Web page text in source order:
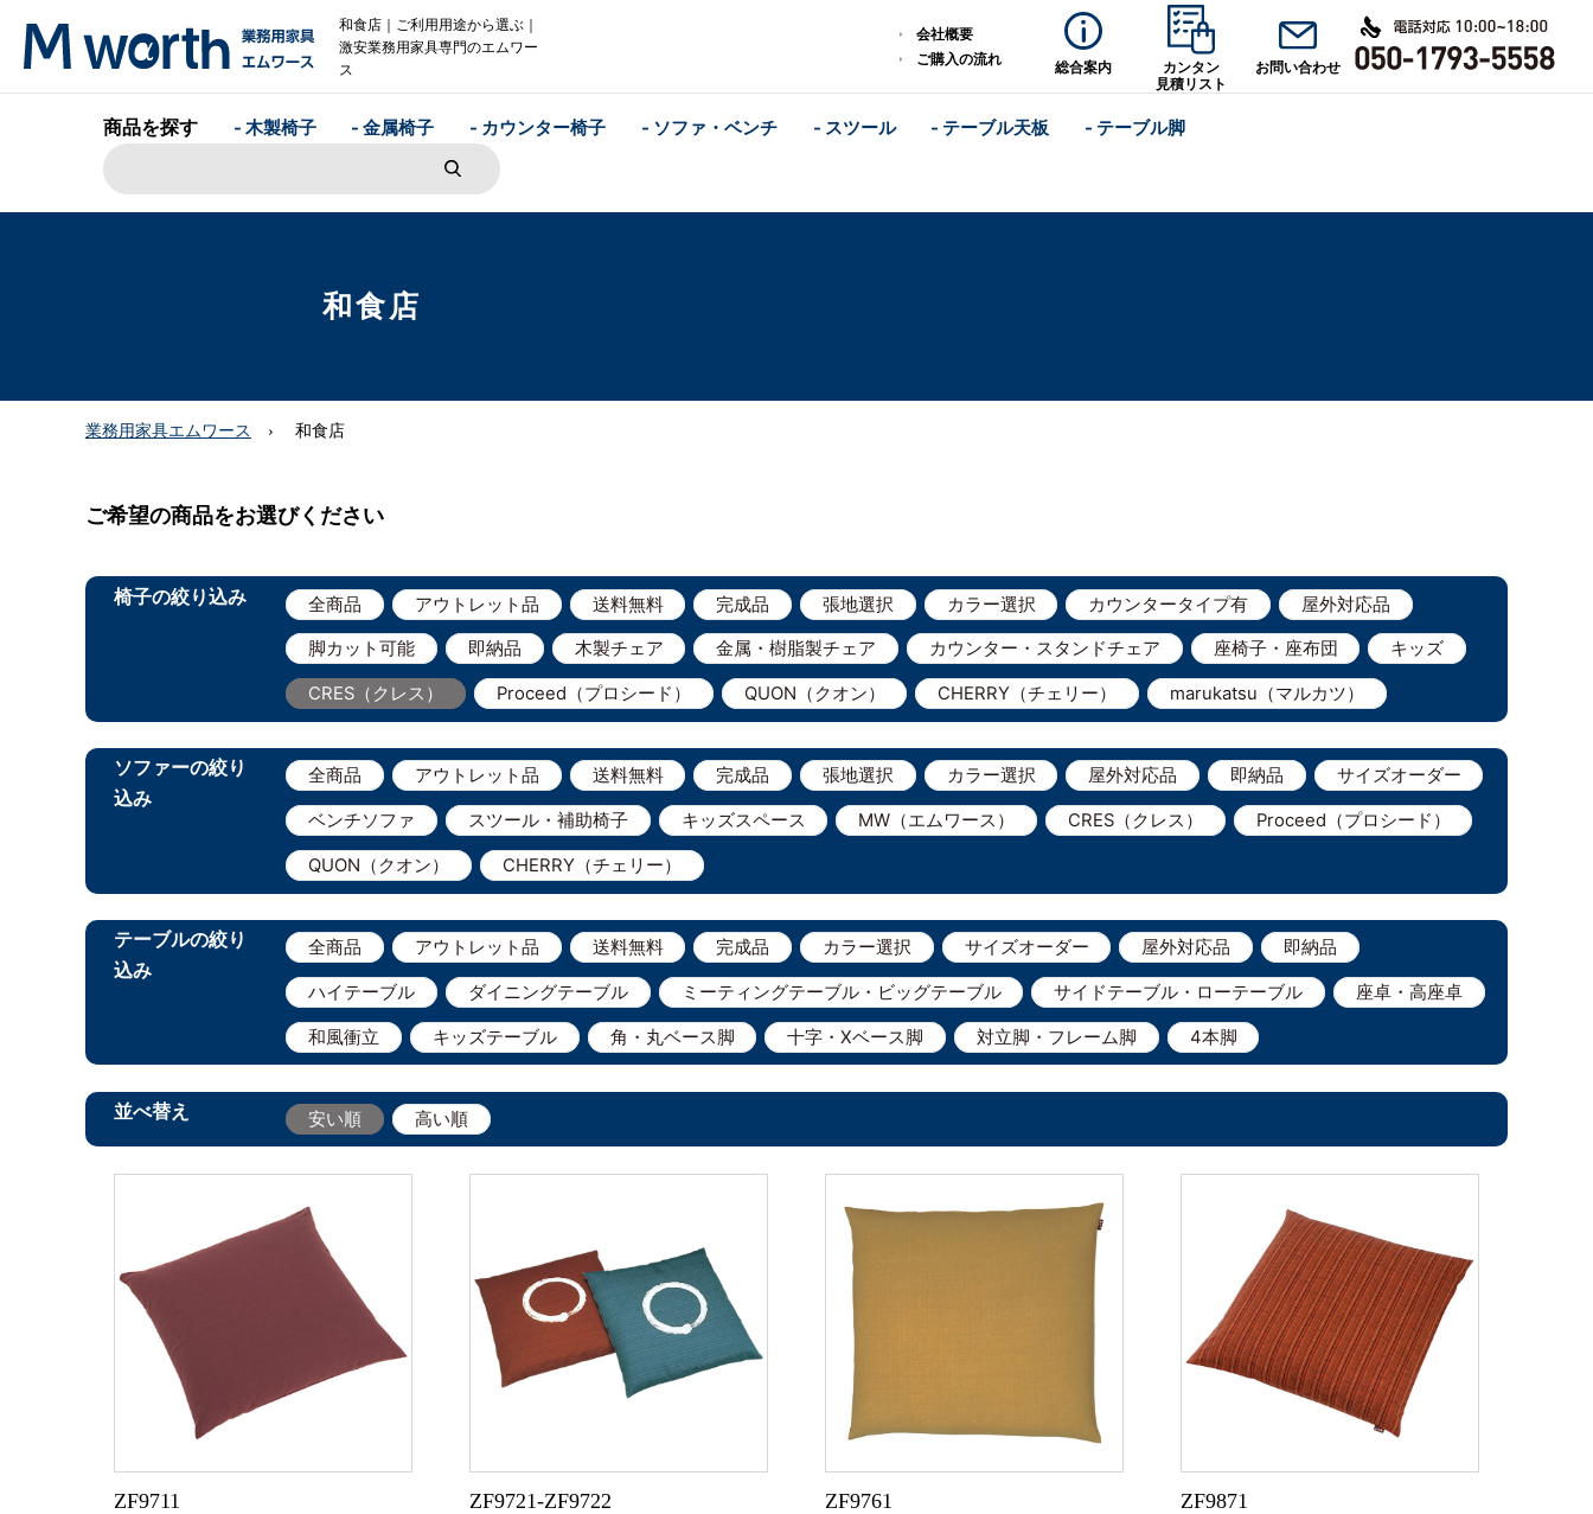
和食店｜ご利用用途から選ぶ｜
激安業務用家具専門のエムワー
ス
会社概要
ご購入の流れ
総合案内
カンタン
見積リスト
お問い合わせ
商品を探す - 木製椅子 - 金属椅子 - カウンター椅子 - ソファ・ベンチ - スツール - テーブル天板 - テーブル脚
和食店
業務用家具エムワース 和食店
ご希望の商品をお選びください
椅子の絞り込み 全商品 アウトレット品 送料無料 完成品 張地選択 カラー選択 カウンタータイプ有 屋外対応品
脚カット可能 即納品 木製チェア 金属・樹脂製チェア カウンター・スタンドチェア 座椅子・座布団 キッズ
CRES（クレス） Proceed（プロシード） QUON（クオン） CHERRY（チェリー） marukatsu（マルカツ）
ソファーの絞り
込み
全商品 アウトレット品 送料無料 完成品 張地選択 カラー選択 屋外対応品 即納品 サイズオーダー
ベンチソファ スツール・補助椅子 キッズスペース MW（エムワース） CRES（クレス） Proceed（プロシード）
QUON（クオン） CHERRY（チェリー）
テーブルの絞り
込み
全商品 アウトレット品 送料無料 完成品 カラー選択 サイズオーダー 屋外対応品 即納品
ハイテーブル ダイニングテーブル ミーティングテーブル・ビッグテーブル サイドテーブル・ローテーブル 座卓・高座卓
和風衝立 キッズテーブル 角・丸ベース脚 十字・Xベース脚 対立脚・フレーム脚 4本脚
並べ替え 安い順 高い順
ZF9711 ZF9721-ZF9722 ZF9761 ZF9871